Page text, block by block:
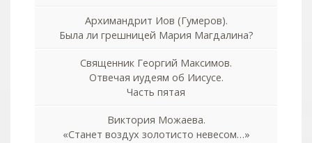
Архимандрит Иов (Гумеров).
Была ли грешницей Мария Магдалина?
Священник Георгий Максимов.
Отвечая иудеям об Иисусе.
Часть пятая
Виктория Можаева.
«Станет воздух золотисто невесом…»